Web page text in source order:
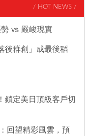
/ HOT NEWS /
vs 嚴峻現實
後群創」成最後稻
鎖定美日頂級客戶切
回望精彩風雲，預